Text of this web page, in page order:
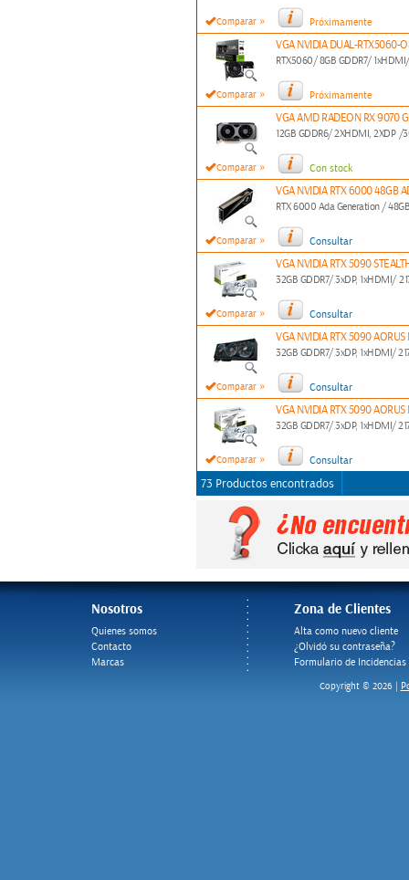
Comparar » Próximamente
Comparar »
VGA NVIDIA DUAL-RTX5060-
RTX5060/ 8GB GDDR7/
Próximamente
Comparar »
VGA AMD RADEON RX 9070
12GB GDDR6/ 2XHDMI, 2XDP
Con stock
Comparar »
VGA NVIDIA RTX 6000 48GB
RTX 6000 Ada Generation /
Consultar
Comparar »
VGA NVIDIA RTX 5090
32GB GDDR7/ 3xDP, 1xHDMI/
Consultar
Comparar »
VGA NVIDIA RTX 5090 AORUS
32GB GDDR7/ 3xDP, 1xHDMI/
Consultar
Comparar »
VGA NVIDIA RTX 5090 AORUS
32GB GDDR7/ 3xDP, 1xHDMI/
Consultar
73 Productos encontrados
Nosotros
Quienes somos
Contacto
Marcas
Zona de Clientes
Alta como nuevo cliente
¿Olvidó su contraseña?
Formulario de Incidencias
Copyright © 2026 |